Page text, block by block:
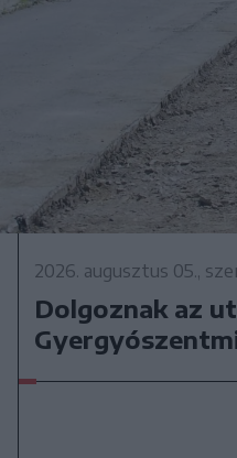
2026. augusztus 05.,
Dolgoznak az